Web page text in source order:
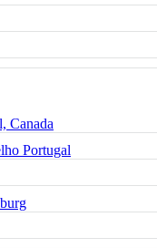
Canada
Portugal